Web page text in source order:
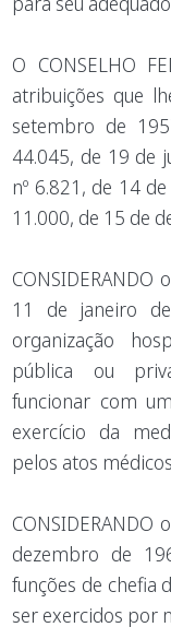
O CONSELHO
atribuições que
setembro de
44.045, de 19 de
nº 6.821, de 14
11.000, de 15 de
11 de janeiro
organização
pública ou
funcionar com
exercício da
pelos atos
dezembro de
funções de chefia
ser exercidos por